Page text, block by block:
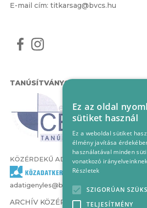
E-mail cím: titkarsag@bvcs.hu
TANÚSÍTVÁNYOK
KÖZÉRDEKŰ ADATOK
adatigenyles@bvcs.hu
ARCHÍV KÖZÉRDEKŰ ADATOK –
Ez az oldal
sütiket használ
Ez a weboldal sütiket
élmény javítása
használatával minden
vonatkozó
Részletek
SZIGORÚAN
TELJESÍTMÉNY